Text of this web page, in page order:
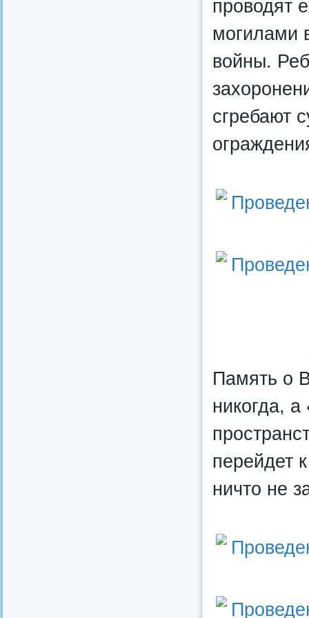
проводят
могилами
войны.
сгребают
Память о
никогда,
перейдет
ничто не